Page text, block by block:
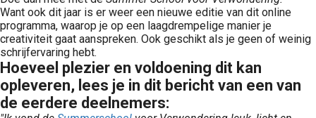
Want ook dit jaar is er weer een nieuwe editie van dit online
programma, waarop je op een laagdrempelige manier je
creativiteit gaat aanspreken. Ook geschikt als je geen of weinig
schrijfervaring hebt.
Hoeveel plezier en voldoening dit kan
opleveren, lees je in dit bericht van een van
de eerdere deelnemers: